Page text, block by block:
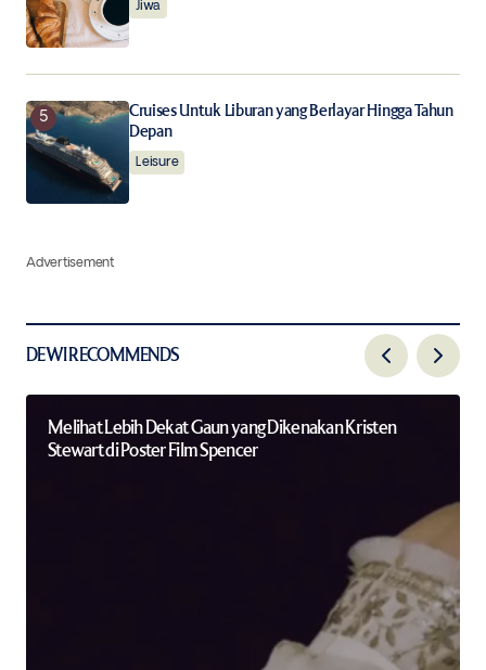
Jiwa
Cruises Untuk Liburan yang Berlayar Hingga Tahun
Depan
Leisure
Advertisement
DEWI RECOMMENDS
Melihat Lebih Dekat Gaun yang Dikenakan Kristen
Stewart di Poster Film Spencer